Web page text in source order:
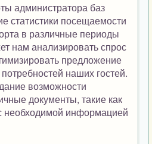
администратора баз
статистики посещаемости
в различные периоды
нам анализировать спрос
предложение
наших гостей.
возможности
документы, такие как
необходимой информацией